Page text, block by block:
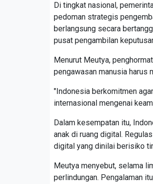
Di tingkat nasional,
pedoman strategis
berlangsung secara
pusat pengambilan
Menurut Meutya,
pengawasan manusia harus
"Indonesia berkomitmen
internasional mengenai
Dalam kesempatan itu,
anak di ruang digital.
digital yang dinilai berisiko
Meutya menyebut, selama
perlindungan. Pengalaman